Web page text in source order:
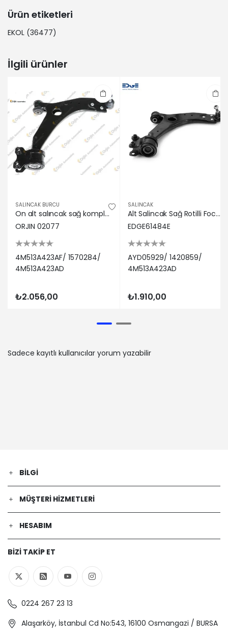
Ürün etiketleri
EKOL (36477)
İlgili ürünler
SALINCAK BURCU
On alt salıncak sağ komple focus ıı 04>11 c-max 04>11 c30 06>12 c70 ıı 06> s40 ıı 04> v50 05 > 1.6d orjın 4m513a423af/ 1570284/ 4m513a423ad
ORJIN 02077
4M513A423AF/ 1570284/
4M513A423AD
₺2.056,00
SALINCAK
Alt Salincak Sağ Rotilli Focus Ii 04-12 / S40 Ii 04-> / C-max 10-> / C30 07-> AYD05929/ 1420859/ 4M513A423AD
EDGE61484E
AYD05929/ 1420859/
4M513A423AD
₺1.910,00
Sadece kayıtlı kullanıcılar yorum yazabilir
BILGI
MÜŞTERI HIZMETLERI
HESABIM
BIZI TAKIP ET
0224 267 23 13
Alaşarköy, İstanbul Cd No:543, 16100 Osmangazi / BURSA